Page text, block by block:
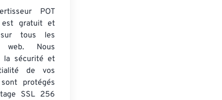
POT
est gratuit et
sur tous les
web. Nous
la sécurité et
de vos
protégés
SSL 256